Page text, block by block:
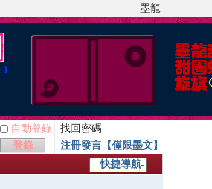
墨龍
自動登錄
找回密碼
登錄
注冊發言【僅限墨文】
快捷導航